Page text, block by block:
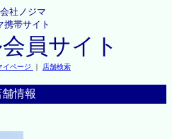
社ノジマ
携帯サイト
員サイト
イページ ｜ 店舗検索
舗情報